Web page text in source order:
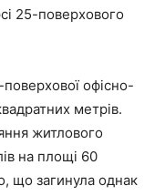
25-поверхового
поверхової офісно-
метрів.
житлового
на площі 60
що загинула однак